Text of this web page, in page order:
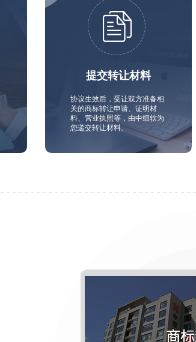
提交转让材料
协议生效后，受让双方准备相
关的商标转让申请、证明材
料、营业执照等，由中细软为
您递交转让材料。